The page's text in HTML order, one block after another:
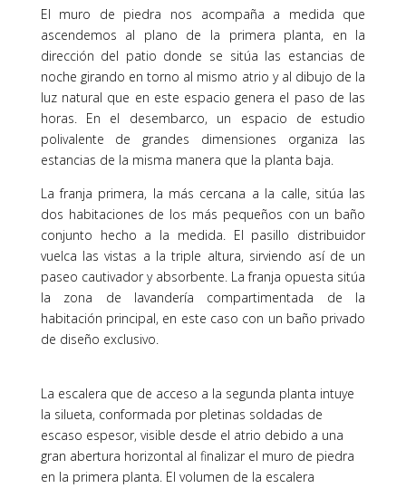
El muro de piedra nos acompaña a medida que
ascendemos al plano de la primera planta, en la
dirección del patio donde se sitúa las estancias de
noche girando en torno al mismo atrio y al dibujo de la
luz natural que en este espacio genera el paso de las
horas. En el desembarco, un espacio de estudio
polivalente de grandes dimensiones organiza las
estancias de la misma manera que la planta baja.
La franja primera, la más cercana a la calle, sitúa las
dos habitaciones de los más pequeños con un baño
conjunto hecho a la medida. El pasillo distribuidor
vuelca las vistas a la triple altura, sirviendo así de un
paseo cautivador y absorbente. La franja opuesta sitúa
la zona de lavandería compartimentada de la
habitación principal, en este caso con un baño privado
de diseño exclusivo.
La escalera que de acceso a la segunda planta intuye
la silueta, conformada por pletinas soldadas de
escaso espesor, visible desde el atrio debido a una
gran abertura horizontal al finalizar el muro de piedra
en la primera planta. El volumen de la escalera